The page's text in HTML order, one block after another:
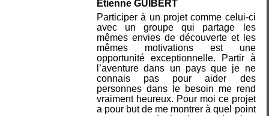
Etienne GUIBERT
Participer à un projet comme celui-ci
avec un groupe qui partage les
mêmes envies de découverte et les
mêmes motivations est une
opportunité exceptionnelle. Partir à
l’aventure dans un pays que je ne
connais pas pour aider des
personnes dans le besoin me rend
vraiment heureux. Pour moi ce projet
a pour but de me montrer à quel point